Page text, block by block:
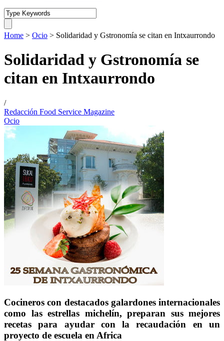
Home > Ocio > Solidaridad y Gstronomía se citan en Intxaurrondo
Solidaridad y Gstronomía se
citan en Intxaurrondo
/
Redacción Food Service Magazine
Ocio
Cocineros con destacados galardones internacionales
como las estrellas michelín, preparan sus mejores
recetas para ayudar con la recaudación en un
proyecto de escuela en Africa